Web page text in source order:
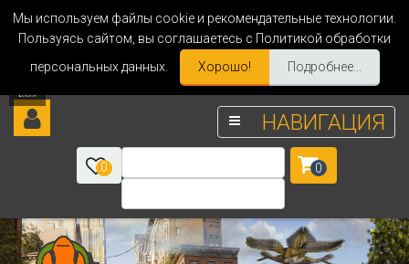
Мы используем файлы cookie и рекомендательные технологии.
Пользуясь сайтом, вы соглашаетесь с Политикой обработки
персональных данных.
Хорошо! Подробнее...
НАВИГАЦИЯ
0 0